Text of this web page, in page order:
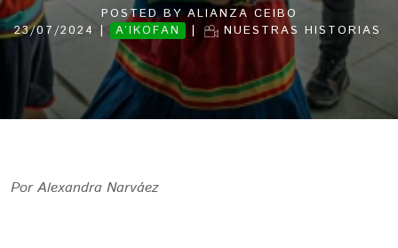
POSTED BYALIANZA CEIBO
23/07/2024 | A’IKOFAN | NUESTRAS HISTORIAS
Por Alexandra Narváez